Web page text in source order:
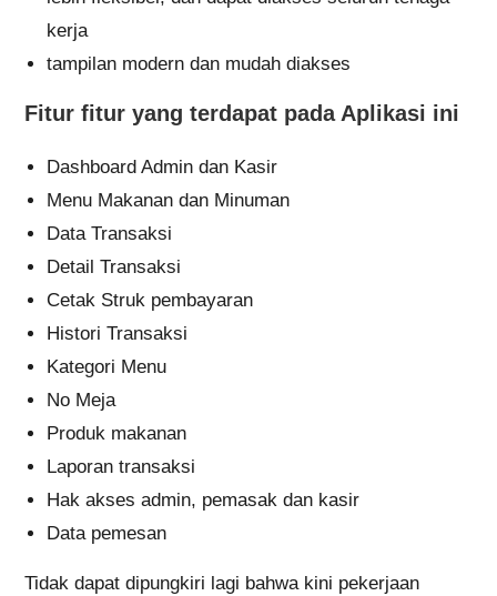
kerja
tampilan modern dan mudah diakses
Fitur fitur yang terdapat pada Aplikasi ini
Dashboard Admin dan Kasir
Menu Makanan dan Minuman
Data Transaksi
Detail Transaksi
Cetak Struk pembayaran
Histori Transaksi
Kategori Menu
No Meja
Produk makanan
Laporan transaksi
Hak akses admin, pemasak dan kasir
Data pemesan
Tidak dapat dipungkiri lagi bahwa kini pekerjaan